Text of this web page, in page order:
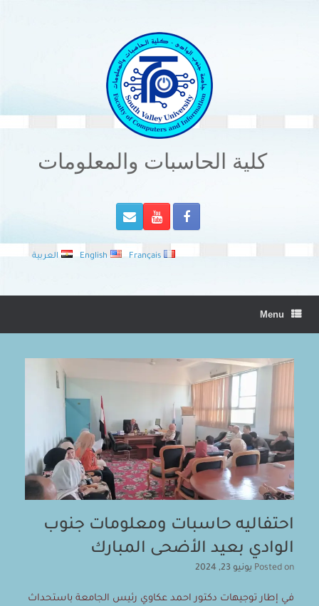
كلية الحاسبات والمعلومات
العربية English Français
Menu
احتفاليه حاسبات ومعلومات جنوب
الوادي بعيد الأضحى المبارك
Posted on يونيو 23, 2024
في إطار توجيهات دكتور احمد عكاوي رئيس الجامعة باستحداث